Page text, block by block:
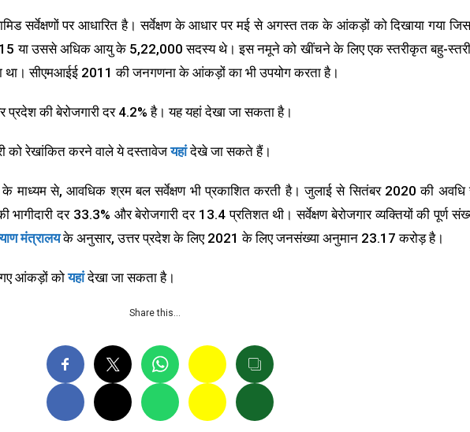
सर्वेक्षणों पर आधारित है। सर्वेक्षण के आधार पर मई से अगस्त तक के आंकड़ों को दिखाया गया
15 या उससे अधिक आयु के 5,22,000 सदस्य थे। इस नमूने को खींचने के लिए एक स्तरीकृत बहु-
था। सीएमआईई 2011 की जनगणना के आंकड़ों का भी उपयोग करता है।
की बेरोजगारी दर 4.2% है। यह यहां देखा जा सकता है।
को रेखांकित करने वाले ये दस्तावेजयहांदेखे जा सकते हैं।
के माध्यम से, आवधिक श्रम बल सर्वेक्षण भी प्रकाशित करती है। जुलाई से सितंबर 2020 की
दर 33.3% और बेरोजगारी दर 13.4 प्रतिशत थी। सर्वेक्षण बेरोजगार व्यक्तियों की पूर्ण
मंत्रालयके अनुसार, उत्तर प्रदेश के लिए 2021 के लिए जनसंख्या अनुमान 23.17 करोड़ है।
गए आंकड़ों कोयहां देखा जा सकता है।
Share this…